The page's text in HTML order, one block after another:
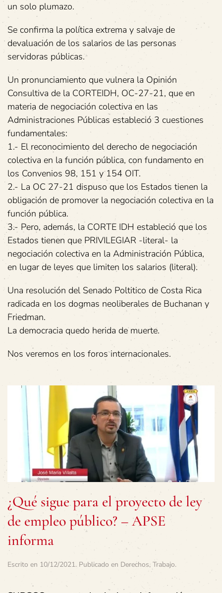
un solo plumazo.
Se confirma la política extrema y salvaje de
devaluación de los salarios de las personas
servidoras públicas.
Un pronunciamiento que vulnera la Opinión
Consultiva de la CORTEIDH, OC-27-21, que en
materia de negociación colectiva en las
Administraciones Públicas estableció 3 cuestiones
fundamentales:
1.- El reconocimiento del derecho de negociación
colectiva en la función pública, con fundamento en
los Convenios 98, 151 y 154 OIT.
2.- La OC 27-21 dispuso que los Estados tienen la
obligación de promover la negociación colectiva en la
función pública.
3.- Pero, además, la CORTE IDH estableció que los
Estados tienen que PRIVILEGIAR -literal- la
negociación colectiva en la Administración Pública,
en lugar de leyes que limiten los salarios (literal).
Una resolución del Senado Poltitico de Costa Rica
radicada en los dogmas neoliberales de Buchanan y
Friedman.
La democracia quedo herida de muerte.
Nos veremos en los foros internacionales.
¿Qué sigue para el proyecto de ley
de empleo público? – APSE
informa
Escrito en 10/12/2021. Publicado en Derechos, Trabajo.